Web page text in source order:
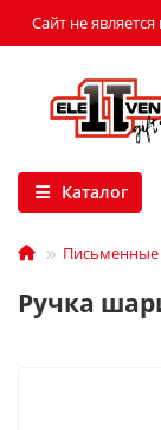
Сайт не
Каталог
Письменные
Ручка